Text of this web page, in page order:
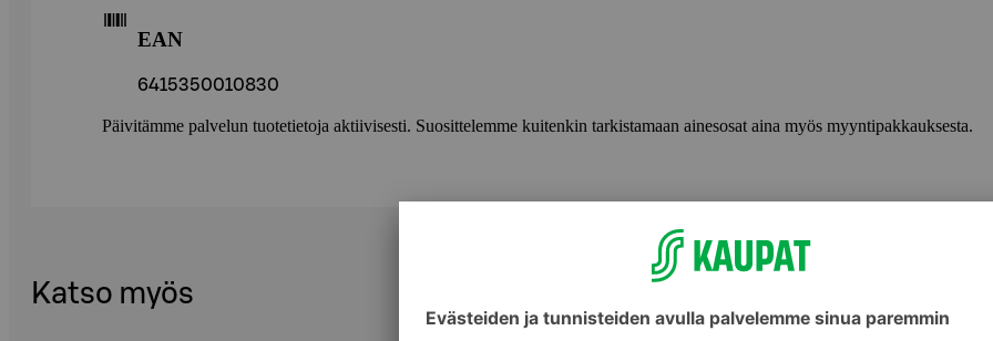
EAN
6415350010830
Päivitämme palvelun tuotetietoja aktiivisesti. Suosittelemme kuitenkin tarkistamaan ainesosat aina myös myyntipakkauksesta.
Katso myös